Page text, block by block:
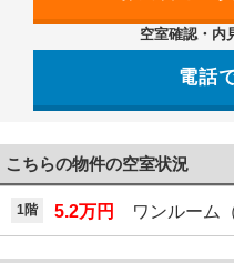
空室確認・内
電話
こちらの物件の空室状況
1階 5.2万円 ワンルーム